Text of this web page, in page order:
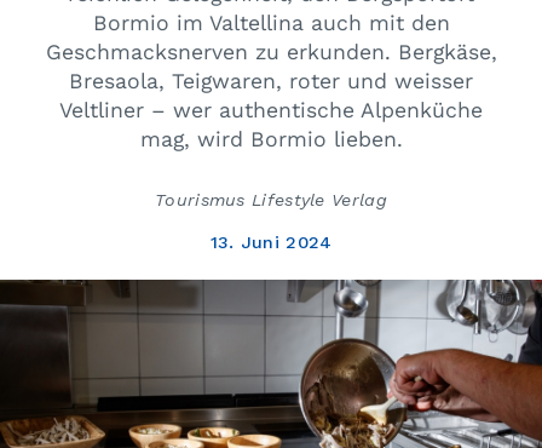
Bormio im Valtellina auch mit den
Geschmacksnerven zu erkunden. Bergkäse,
Bresaola, Teigwaren, roter und weisser
Veltliner – wer authentische Alpenküche
mag, wird Bormio lieben.
Tourismus Lifestyle Verlag
13. Juni 2024